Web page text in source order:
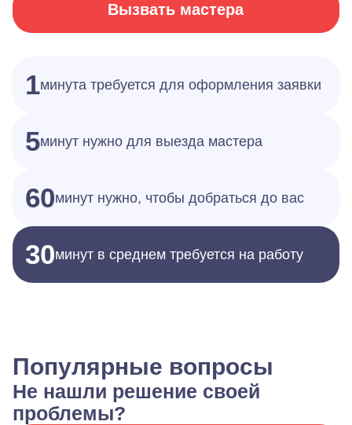
Вызвать мастера
1минута требуется для оформления заявки
5минут нужно для выезда мастера
60минут нужно, чтобы добраться до вас
30минут в среднем требуется на работу
Популярные вопросы
Не нашли решение своей
проблемы?